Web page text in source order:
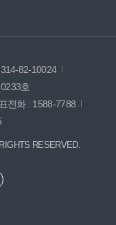
82-10024
호
전화 : 1588-7788
RESERVED.